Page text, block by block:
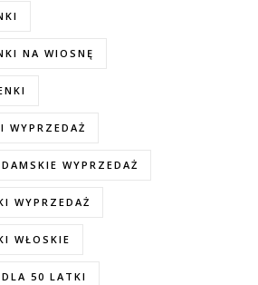
NA WIOSNĘ
WYPRZEDAŻ
WYPRZEDAŻ
WYPRZEDAŻ
WŁOSKIE
50 LATKI